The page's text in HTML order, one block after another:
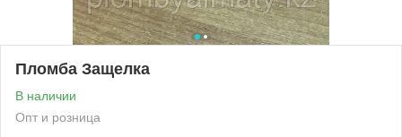
Пломба Защелка
В наличии
Опт и розница